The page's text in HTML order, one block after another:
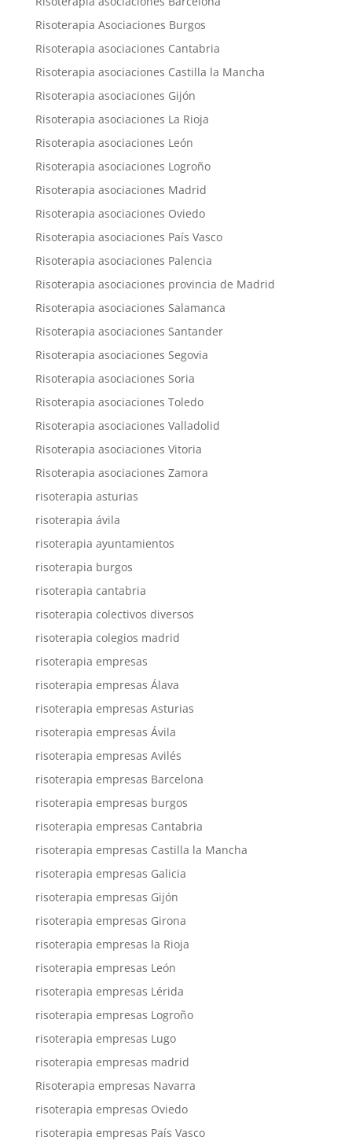
Risoterapia Asociaciones Burgos
Risoterapia asociaciones Cantabria
Risoterapia asociaciones Castilla la Mancha
Risoterapia asociaciones Gijón
Risoterapia asociaciones La Rioja
Risoterapia asociaciones León
Risoterapia asociaciones Logroño
Risoterapia asociaciones Madrid
Risoterapia asociaciones Oviedo
Risoterapia asociaciones País Vasco
Risoterapia asociaciones Palencia
Risoterapia asociaciones provincia de Madrid
Risoterapia asociaciones Salamanca
Risoterapia asociaciones Santander
Risoterapia asociaciones Segovia
Risoterapia asociaciones Soria
Risoterapia asociaciones Toledo
Risoterapia asociaciones Valladolid
Risoterapia asociaciones Vitoria
Risoterapia asociaciones Zamora
risoterapia asturias
risoterapia ávila
risoterapia ayuntamientos
risoterapia burgos
risoterapia cantabria
risoterapia colectivos diversos
risoterapia colegios madrid
risoterapia empresas
risoterapia empresas Álava
risoterapia empresas Asturias
risoterapia empresas Ávila
risoterapia empresas Avilés
risoterapia empresas Barcelona
risoterapia empresas burgos
risoterapia empresas Cantabria
risoterapia empresas Castilla la Mancha
risoterapia empresas Galicia
risoterapia empresas Gijón
risoterapia empresas Girona
risoterapia empresas la Rioja
risoterapia empresas León
risoterapia empresas Lérida
risoterapia empresas Logroño
risoterapia empresas Lugo
risoterapia empresas madrid
Risoterapia empresas Navarra
risoterapia empresas Oviedo
risoterapia empresas País Vasco